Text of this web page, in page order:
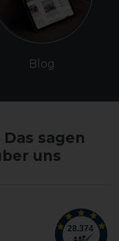
Blog
sagen
uns